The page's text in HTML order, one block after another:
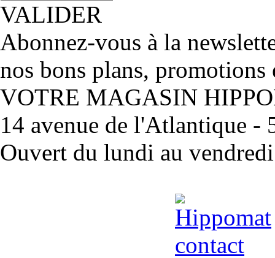
VALIDER
Abonnez-vous à la
nos bons plans, promotions
VOTRE MAGASIN
14 avenue de l'Atlantique -
Ouvert du lundi au